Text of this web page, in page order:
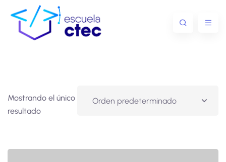
Mostrando el único
resultado